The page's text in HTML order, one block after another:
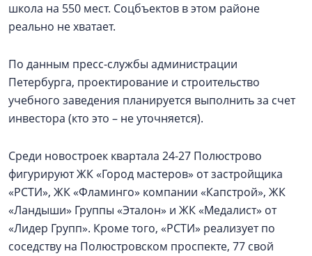
школа на 550 мест. Соцбъектов в этом районе
реально не хватает.
По данным пресс-службы администрации
Петербурга, проектирование и строительство
учебного заведения планируется выполнить за счет
инвестора (кто это – не уточняется).
Среди новостроек квартала 24-27 Полюстрово
фигурируют ЖК «Город мастеров» от застройщика
«РСТИ», ЖК «Фламинго» компании «Капстрой», ЖК
«Ландыши» Группы «Эталон» и ЖК «Медалист» от
«Лидер Групп». Кроме того, «РСТИ» реализует по
соседству на Полюстровском проспекте, 77 свой